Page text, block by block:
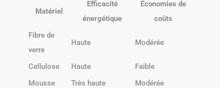
Matériel
Efficacité
énergétique
Économies de
coûts
Fibre de
verre
Haute Modérée
Cellulose Haute
Faible
Mousse
Très haute
Modérée